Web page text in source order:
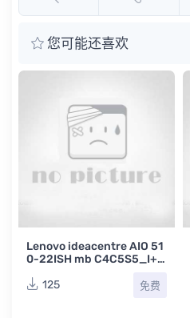
您可能还喜欢
Lenovo ideacentre AIO 51
0-22ISH mb C4C5S5_I+A
联想一体机电脑主板点位图
125 免费